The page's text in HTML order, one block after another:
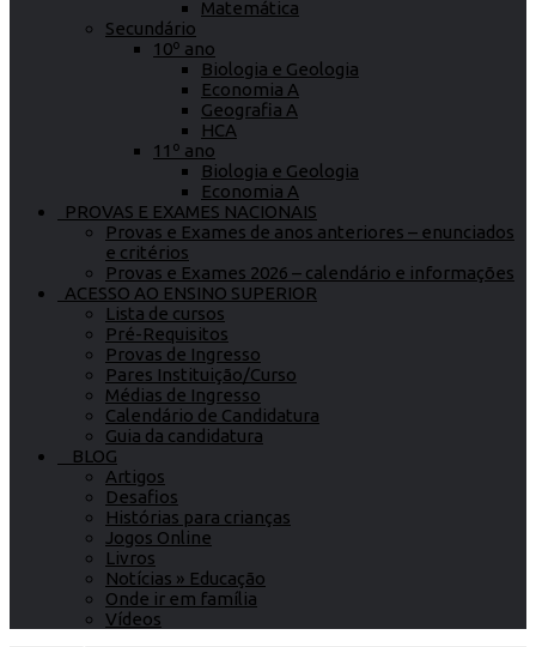
Matemática
Secundário
10º ano
Biologia e Geologia
Economia A
Geografia A
HCA
11º ano
Biologia e Geologia
Economia A
PROVAS E EXAMES NACIONAIS
Provas e Exames de anos anteriores – enunciados
e critérios
Provas e Exames 2026 – calendário e informações
ACESSO AO ENSINO SUPERIOR
Lista de cursos
Pré-Requisitos
Provas de Ingresso
Pares Instituição/Curso
Médias de Ingresso
Calendário de Candidatura
Guia da candidatura
BLOG
Artigos
Desafios
Histórias para crianças
Jogos Online
Livros
Notícias » Educação
Onde ir em família
Vídeos